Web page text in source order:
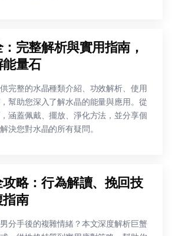
完整解析與實用指南，
量石
完整的水晶種類介紹、功效解析、使用
幫助您深入了解水晶的能量與應用。從
涵蓋佩戴、擺放、淨化方法，並分享個
決您對水晶的所有疑問。
略：行為解讀、挽回技
南
分手後的複雜情緒？本文深度解析巨蟹